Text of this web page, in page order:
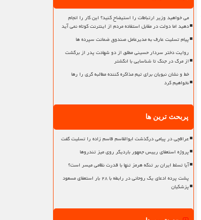
می خواهید وزیر ارتباطات را استیضاح کنید؟ این کار را انجام
دهید اما دولت در مقابل استفاده مردم از اینترنت کوتاه نمی آید
پیام تسلیت عارف به مدیرعامل صندوق ضمانت سپرده ها
روایت دختر سردار حسینی مطلق از دو شهادت پدر از برگشت
از مرگ در جنگ تا شناسایی با انگشتر
خط و نشان نبویان برای تیم مذاکره کننده مطالبه گری را رها
نخواهیم کرد
پربحث ترین ها
عراقچی در پیامی درگذشت ابوالقاسم قاسم زاده را تسلیت گفت
پروژه استعفای رییس جمهور باردیگر روی میز تندروها
آیا تسلط ایران بر تنگه هرمز تنها با قدرت نظامی میسر است؟
پشت پرده ادعای یک روحانی در رابطه با ۲۸ بار استعفای مسعود
پزشکیان